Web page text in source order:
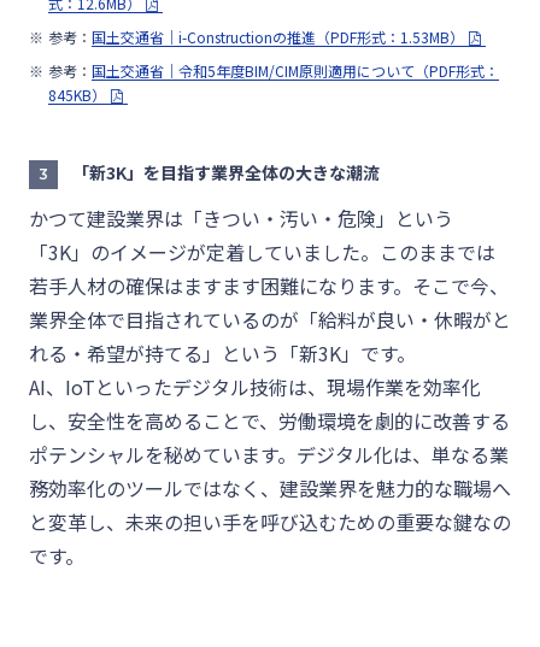
参考： 国土交通省｜i-Constructionの推進（PDF形式：1.53MB）
参考： 国土交通省｜令和5年度BIM/CIM原則適用について（PDF形式：
845KB）
3 「新3K」を目指す業界全体の大きな潮流
かつて建設業界は「きつい・汚い・危険」という
「3K」のイメージが定着していました。このままでは
若手人材の確保はますます困難になります。そこで今、
業界全体で目指されているのが「給料が良い・休暇がと
れる・希望が持てる」という「新3K」です。
AI、IoTといったデジタル技術は、現場作業を効率化
し、安全性を高めることで、労働環境を劇的に改善する
ポテンシャルを秘めています。デジタル化は、単なる業
務効率化のツールではなく、建設業界を魅力的な職場へ
と変革し、未来の担い手を呼び込むための重要な鍵なの
です。